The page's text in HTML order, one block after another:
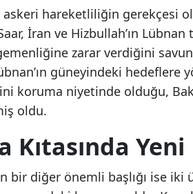
hareketliliğin gerekçesi
İran ve Hizbullah’ın
zarar verdiğini
güneyindeki hedeflere
koruma niyetinde olduğu,
oldu.
Kıtasında
bir diğer önemli başlığı ise